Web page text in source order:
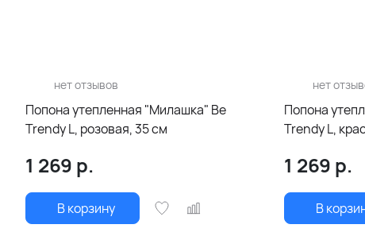
нет отзывов
Попона утепленная "Милашка" Be
Trendy L, розовая, 35 см
1 269 р.
В корзину
нет
Попона
Trendy L,
1 269 р.
В